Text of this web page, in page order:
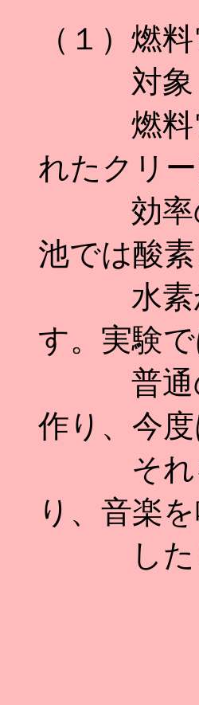
（１）燃
対象：
燃料電
れたクリ
効率の
池では酸素
水素か
す。実験
普通の
作り、今度
それを
り、音楽
したり